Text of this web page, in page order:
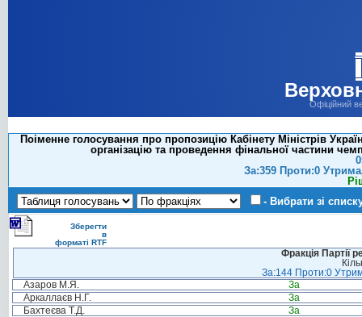
Офіційний
Поіменне голосування про пропозицію Кабінету Міністрів
організацію та проведення фінальної частини
За:359 Проти:0
- Вибрати зі
Зберегти
в
форматі RTF
Фракція Партії
За:144 Проти:0
Азаров М.Я.
За
Аркаллаєв Н.Г.
За
Бахтеєва Т.Д.
За